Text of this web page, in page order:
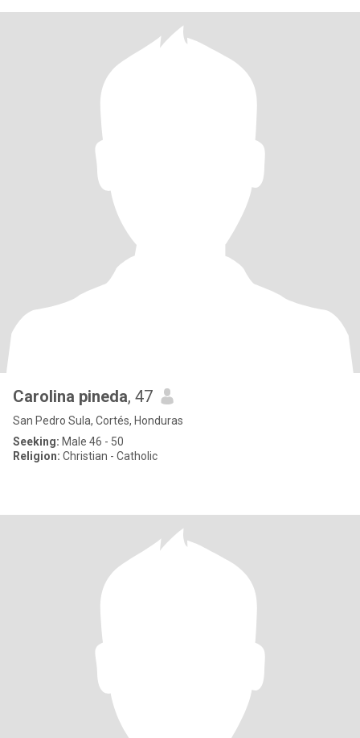
Carolina pineda, 47
San Pedro Sula, Cortés, Honduras
Seeking: Male 46 - 50
Religion: Christian - Catholic